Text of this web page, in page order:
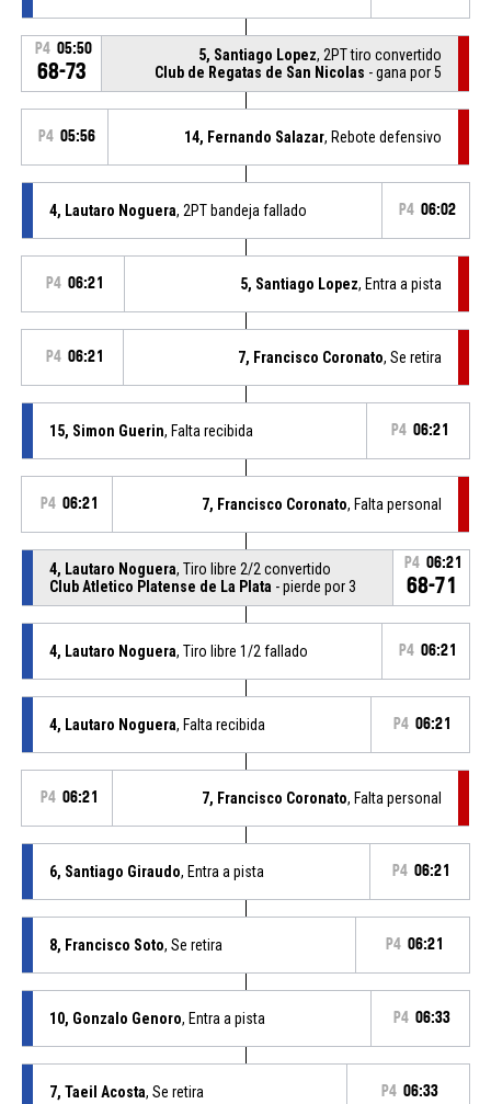
P4 05:50
68-73
5, Santiago Lopez, 2PT tiro convertido
Club de Regatas de San Nicolas - gana por 5
P4 05:56 14, Fernando Salazar, Rebote defensivo
4, Lautaro Noguera, 2PT bandeja fallado P4 06:02
P4 06:21 5, Santiago Lopez, Entra a pista
P4 06:21 7, Francisco Coronato, Se retira
15, Simon Guerin, Falta recibida P4 06:21
P4 06:21 7, Francisco Coronato, Falta personal
4, Lautaro Noguera, Tiro libre 2/2 convertido
Club Atletico Platense de La Plata - pierde por 3
P4 06:21
68-71
4, Lautaro Noguera, Tiro libre 1/2 fallado P4 06:21
4, Lautaro Noguera, Falta recibida P4 06:21
P4 06:21 7, Francisco Coronato, Falta personal
6, Santiago Giraudo, Entra a pista P4 06:21
8, Francisco Soto, Se retira P4 06:21
10, Gonzalo Genoro, Entra a pista P4 06:33
7, Taeil Acosta, Se retira P4 06:33